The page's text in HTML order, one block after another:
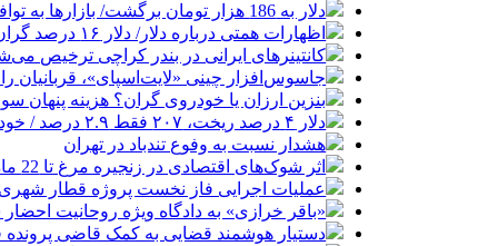
دلار به 186 هزار تومان برگشت/ بازارها به توافق احتمالی هرمز چه واکنشی نشان دادند؟
اظهارات همتی درباره دلار/ دلار ۱۶ درصد گران شده؛ این افزایش طبیعی است
کانتینرهای ایرانی در بندر کراچی ترخیص می‌شود| تخفیف ۸۰ درصدی برای
جاسوس‌افزار چینی «لایت‌اسپای»، قربانیان را در ۱۳ کشور ازجمله آمریکا
بنزین ارزان یا خودروی گران؟ هزینه
دلار ۴ درصد ریخت، ۲۰۷ فقط ۲.۹ درصد / خودرو زیر فشار دلار کوتاه می‌آید؟
هشدار نسبت به وفوع تندباد در تهران
اثر شوک‌های اقتصادی در زنجیره مرغ تا 22 ماه باقی می‌ماند
عملیات اجرایی فاز نخست پروژه قطار
«باقر خرازی» به دادگاه ویژه روحانیت
دستیار هوشمند قضایی به کمک قاضی پرونده